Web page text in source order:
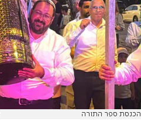
הכנסת ספר התורה